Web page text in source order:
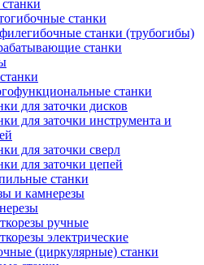
станки
станки (трубогибы)
станки
станки
для заточки дисков
для заточки инструмента и
для заточки сверл
для заточки цепей
станки
и камнерезы
ручные
электрические
(циркулярные) станки